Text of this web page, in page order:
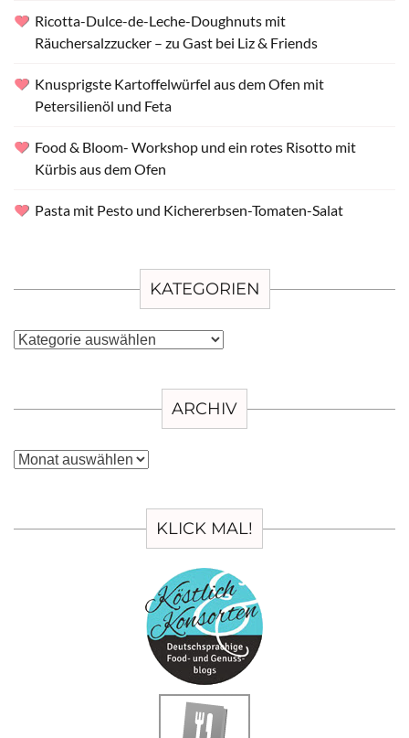
Ricotta-Dulce-de-Leche-Doughnuts mit
Räuchersalzzucker – zu Gast bei Liz & Friends
Knusprigste Kartoffelwürfel aus dem Ofen mit
Petersilienöl und Feta
Food & Bloom- Workshop und ein rotes Risotto mit
Kürbis aus dem Ofen
Pasta mit Pesto und Kichererbsen-Tomaten-Salat
KATEGORIEN
Kategorien
ARCHIV
Archiv
KLICK MAL!